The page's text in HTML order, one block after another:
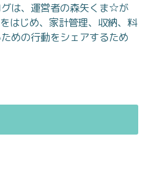
は、運営者の森矢くま☆が
はじめ、家計管理、収納、料
めの行動をシェアするため